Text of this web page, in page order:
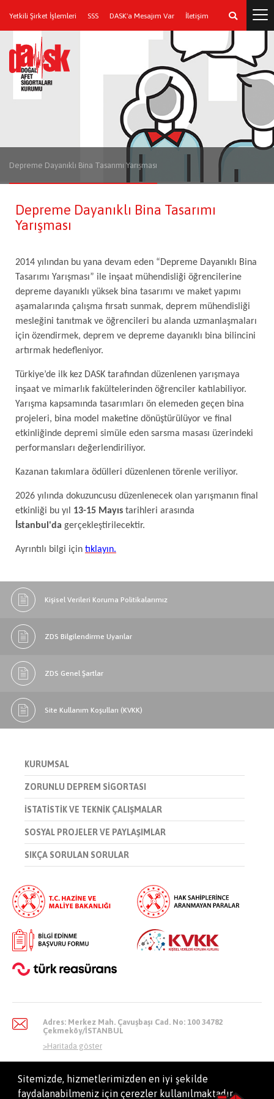
Yetkili Şirket İşlemleri SSS DASK'a Mesajım Var İletişim
Depreme Dayanıklı Bina Tasarımı Yarışması
Depreme Dayanıklı Bina Tasarımı
Yarışması
2014 yılından bu yana devam eden “Depreme Dayanıklı Bina
Tasarımı Yarışması” ile inşaat mühendisliği öğrencilerine
depreme dayanıklı yüksek bina tasarımı ve maket yapımı
aşamalarında çalışma fırsatı sunmak, deprem mühendisliği
mesleğini tanıtmak ve öğrencileri bu alanda uzmanlaşmaları
için özendirmek, deprem ve depreme dayanıklı bina bilincini
artırmak hedefleniyor.
Türkiye’de ilk kez DASK tarafından düzenlenen yarışmaya
inşaat ve mimarlık fakültelerinden öğrenciler katılabiliyor.
Yarışma kapsamında tasarımları ön elemeden geçen bina
projeleri, bina model maketine dönüştürülüyor ve final
etkinliğinde depremi simüle eden sarsma masası üzerindeki
performansları değerlendiriliyor.
Kazanan takımlara ödülleri düzenlenen törenle veriliyor.
2026 yılında dokuzuncusu düzenlenecek olan yarışmanın final
etkinliği bu yıl 13-15 Mayıs tarihleri arasında
İstanbul'da gerçekleştirilecektir.
Ayrıntılı bilgi için tıklayın.
Kişisel Verileri Koruma Politikalarımız
ZDS Bilgilendirme Uyarılar
ZDS Genel Şartlar
Site Kullanım Koşulları (KVKK)
KURUMSAL
ZORUNLU DEPREM SİGORTASI
İSTATİSTİK VE TEKNİK ÇALIŞMALAR
SOSYAL PROJELER VE PAYLAŞIMLAR
SIKÇA SORULAN SORULAR
Adres: Merkez Mah. Çavuşbaşı Cad. No: 100 34782
Çekmeköy/İSTANBUL
>Haritada göster
info@dask.gov.tr
Sitemizde, hizmetlerimizden en iyi şekilde
faydalanabilmeniz için çerezler kullanılmaktadır.